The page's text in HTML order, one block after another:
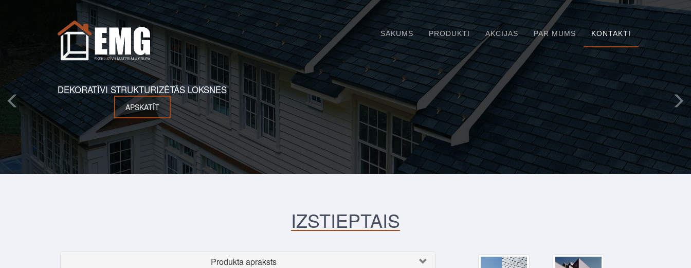
SĀKUMS PRODUKTI AKCIJAS PAR MUMS KONTAKTI
DEKORATĪVI STRUKTURIZĒTĀS LOKSNES
APSKATĪT
IZSTIEPTAIS
Produkta apraksts